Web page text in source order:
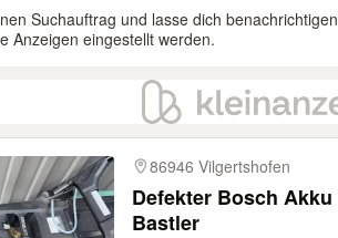
Suchauftrag und lasse dich
Anzeigen eingestellt werden.
86946 Vilgertshofen
Defekter Bosch
Bastler